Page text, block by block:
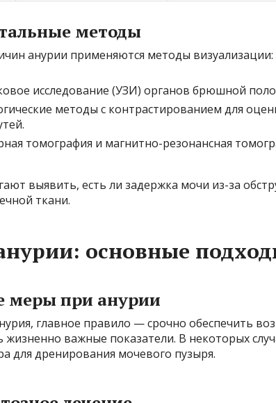
методы
анурии применяются методы визуализации:
исследование (УЗИ) органов брюшной
методы с контрастированием для
томография и магнитно-резонансная
выявить, есть ли задержка мочи из-за
ткани.
основные
меры при анурии
главное правило — срочно обеспечить
важные показатели. В некоторых
для дренирования мочевого пузыря.